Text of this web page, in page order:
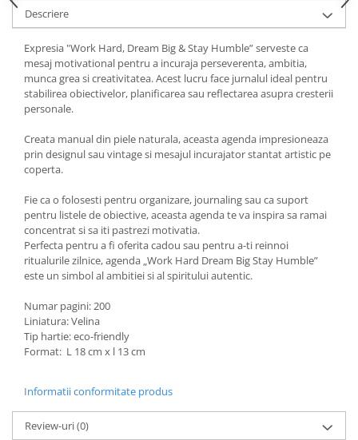
Descriere
Expresia "Work Hard, Dream Big & Stay Humble” serveste ca
mesaj motivational pentru a incuraja perseverenta, ambitia,
munca grea si creativitatea. Acest lucru face jurnalul ideal pentru
stabilirea obiectivelor, planificarea sau reflectarea asupra cresterii
personale.
Creata manual din piele naturala, aceasta agenda impresioneaza
prin designul sau vintage si mesajul incurajator stantat artistic pe
coperta.
Fie ca o folosesti pentru organizare, journaling sau ca suport
pentru listele de obiective, aceasta agenda te va inspira sa ramai
concentrat si sa iti pastrezi motivatia.
Perfecta pentru a fi oferita cadou sau pentru a-ti reinnoi
ritualurile zilnice, agenda „Work Hard Dream Big Stay Humble”
este un simbol al ambitiei si al spiritului autentic.
Numar pagini: 200
Liniatura: Velina
Tip hartie: eco-friendly
Format: L 18 cm x l 13 cm
Informatii conformitate produs
Review-uri(0)